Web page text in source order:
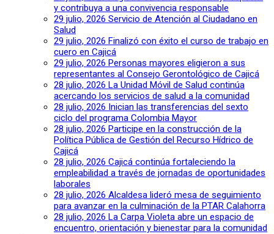
y contribuya a una convivencia responsable
29 julio, 2026 Servicio de Atención al Ciudadano en
Salud
29 julio, 2026 Finalizó con éxito el curso de trabajo en
cuero en Cajicá
29 julio, 2026 Personas mayores eligieron a sus
representantes al Consejo Gerontológico de Cajicá
28 julio, 2026 La Unidad Móvil de Salud continúa
acercando los servicios de salud a la comunidad
28 julio, 2026 Inician las transferencias del sexto
ciclo del programa Colombia Mayor
28 julio, 2026 Participe en la construcción de la
Política Pública de Gestión del Recurso Hídrico de
Cajicá
28 julio, 2026 Cajicá continúa fortaleciendo la
empleabilidad a través de jornadas de oportunidades
laborales
28 julio, 2026 Alcaldesa lideró mesa de seguimiento
para avanzar en la culminación de la PTAR Calahorra
28 julio, 2026 La Carpa Violeta abre un espacio de
encuentro, orientación y bienestar para la comunidad